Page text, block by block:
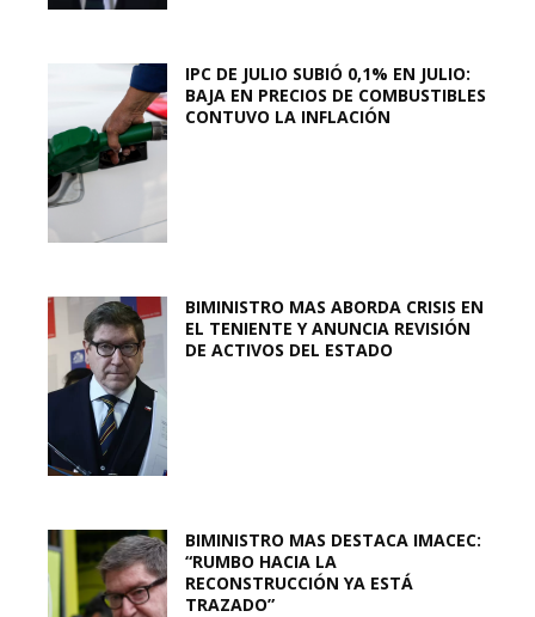
IPC DE JULIO SUBIÓ 0,1% EN JULIO:
BAJA EN PRECIOS DE COMBUSTIBLES
CONTUVO LA INFLACIÓN
BIMINISTRO MAS ABORDA CRISIS EN
EL TENIENTE Y ANUNCIA REVISIÓN
DE ACTIVOS DEL ESTADO
BIMINISTRO MAS DESTACA IMACEC:
“RUMBO HACIA LA
RECONSTRUCCIÓN YA ESTÁ
TRAZADO”